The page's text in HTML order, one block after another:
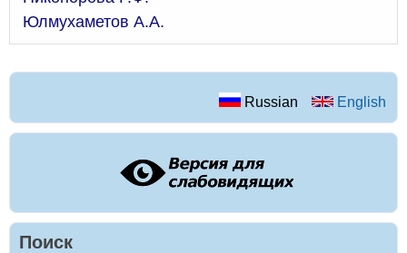
Юлмухаметов А.А.
Russian English
Поиск